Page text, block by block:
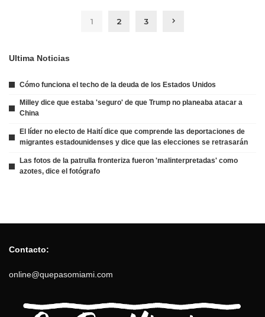
1 2 3
Ultima Noticias
Cómo funciona el techo de la deuda de los Estados Unidos
Milley dice que estaba 'seguro' de que Trump no planeaba atacar a
China
El líder no electo de Haití dice que comprende las deportaciones de
migrantes estadounidenses y dice que las elecciones se retrasarán
Las fotos de la patrulla fronteriza fueron 'malinterpretadas' como
azotes, dice el fotógrafo
Contacto:
online@quepasomiami.com